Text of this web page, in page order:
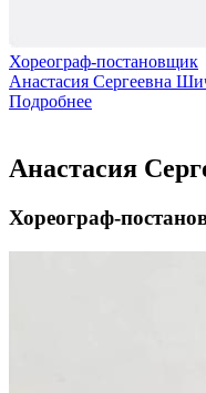
Хореограф-постановщик
Анастасия Сергеевна
Подробнее
Анастасия
Хореограф-